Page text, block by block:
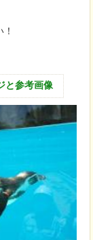
と参考画像